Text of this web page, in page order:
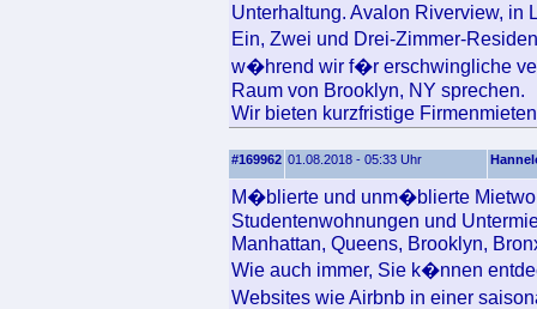
Unterhaltung. Avalon Riverview, in
Ein, Zwei und Drei-Zimmer-
w�hrend wir f�r erschwingliche
Raum von Brooklyn, NY sprechen.
Wir bieten kurzfristige
#169962 01.08.2018 - 05:33 Uhr
M�blierte und unm�blierte
Studentenwohnungen und
Manhattan, Queens, Brooklyn,
Wie auch immer, Sie k�nnen
Websites wie Airbnb in einer